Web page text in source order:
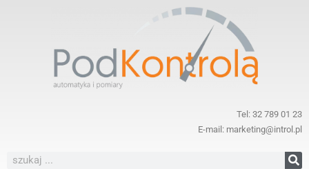
Tel: 32 789 01 23
E-mail: marketing@introl.pl